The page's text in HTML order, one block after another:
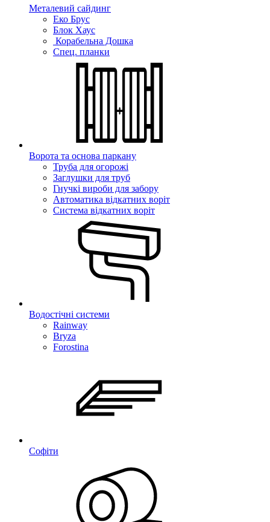
Металевий сайдинг
Еко Брус
Блок Хаус
Корабельна Дошка
Спец. планки
Ворота та основа паркану
Труба для огорожі
Заглушки для труб
Гнучкі вироби для забору
Автоматика відкатних воріт
Система відкатних воріт
Водостічні системи
Rainway
Bryza
Forostina
Софіти